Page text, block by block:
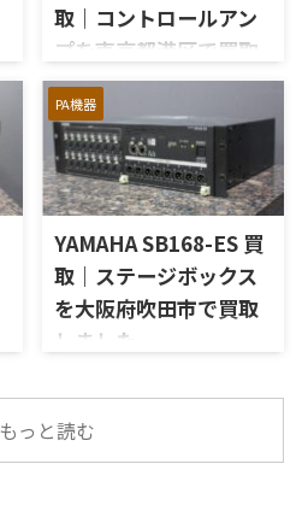
のです。 JBL C50 OLYMPUS
S7Rは、Olympus専用エンクロ
ージャーにLE15Aウーファー、
PR15パッシブラジエーター、
LE85ドライバー、HL91ホー
ン、LX5ネットワークなどを組
み合わせたヴィンテージJBLの
スピーカーシステムです。査定
では、左右ペアの音 ...
取｜コントロールアン
プを東京都港区で買取
しました
東京都港区で、Mark Levinson
のコントロールアンプ
「No.26L / PLS-226L」を出張
買取させていただきました。
今回のお品物は、アンプ部
No.26Lと外部電源部PLS-226L
で構成されるセパレートタイ
プのプリアンプで、左右チャン
ネルの音出し状態、入力切
替、ボリューム、バランス、
ォノカードやバランス入力カ
ードの有無、電源部の状態、
接続ケーブル、外観コンディシ
PA機器
YAMAHA SB168-ES 買
取｜ステージボックス
を大阪府吹田市で買取
しました
テージボックス「SB168-ES」
を出張買取させていただきま
もっと読む